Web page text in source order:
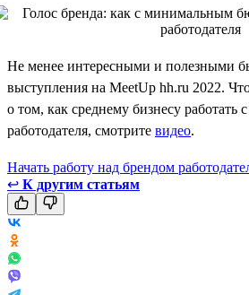
Не менее интересными и полезными
выступления на MeetUp hh.ru 2022.
о том, как среднему бизнесу работать
работодателя, смотрите видео.
Начать работу над брендом
↩ К другим статьям